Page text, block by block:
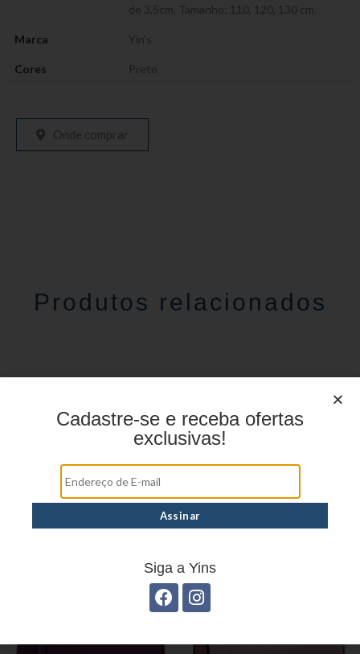
de 3,5cm, Tamanho: 110, 120, 130 cm.
Marca Yin's
Cores Preto
Onde comprar
Produtos relacionados
Estojo Juvenil YS27105 Estojo Juvenil YS27110
Cadastre-se e receba ofertas
exclusivas!
Siga a Yins